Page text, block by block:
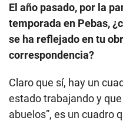
El año pasado, por la
temporada en Pebas,
se ha reflejado en tu
correspondencia?
Claro que sí, hay un
estado trabajando y
abuelos”, es un cuadro